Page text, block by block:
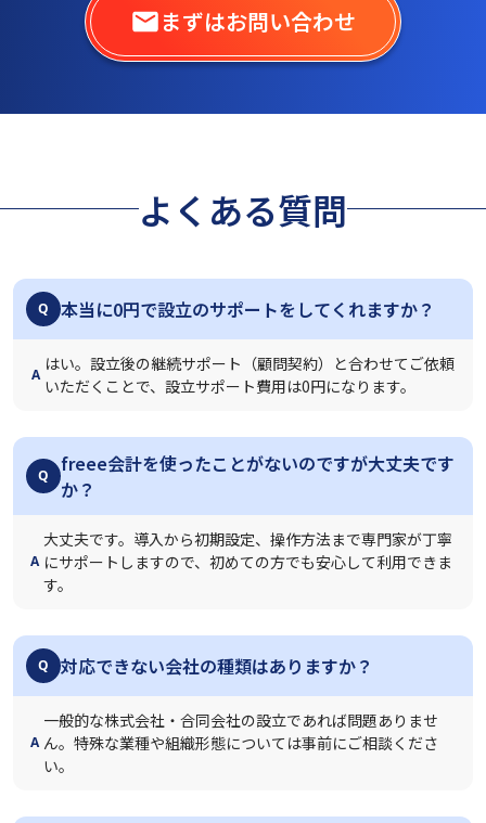
まずはお問い合わせ
よくある質問
Q 本当に0円で設立のサポートをしてくれますか？
A
はい。設立後の継続サポート（顧問契約）と合わせてご依頼
いただくことで、設立サポート費用は0円になります。
Q
freee会計を使ったことがないのですが大丈夫です
か？
A
大丈夫です。導入から初期設定、操作方法まで専門家が丁寧
にサポートしますので、初めての方でも安心して利用できま
す。
Q 対応できない会社の種類はありますか？
A
一般的な株式会社・合同会社の設立であれば問題ありませ
ん。特殊な業種や組織形態については事前にご相談くださ
い。